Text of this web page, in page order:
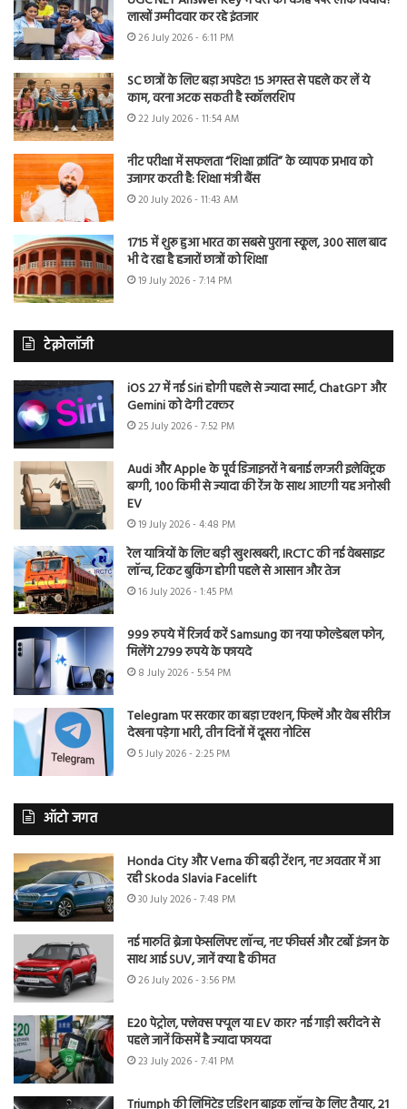
लाखों उम्मीदवार कर रहे इंतजार
26 July 2026 - 6:11 PM
SC छात्रों के लिए बड़ा अपडेट! 15 अगस्त से पहले कर लें ये
काम, वरना अटक सकती है स्कॉलरशिप
22 July 2026 - 11:54 AM
नीट परीक्षा में सफलता “शिक्षा क्रांति” के व्यापक प्रभाव को
उजागर करती है: शिक्षा मंत्री बैंस
20 July 2026 - 11:43 AM
1715 में शुरू हुआ भारत का सबसे पुराना स्कूल, 300 साल बाद
भी दे रहा है हजारों छात्रों को शिक्षा
19 July 2026 - 7:14 PM
टेक्नोलॉजी
iOS 27 में नई Siri होगी पहले से ज्यादा स्मार्ट, ChatGPT और
Gemini को देगी टक्कर
25 July 2026 - 7:52 PM
Audi और Apple के पूर्व डिजाइनरों ने बनाई लग्जरी इलेक्ट्रिक
बग्गी, 100 किमी से ज्यादा की रेंज के साथ आएगी यह अनोखी
EV
19 July 2026 - 4:48 PM
रेल यात्रियों के लिए बड़ी खुशखबरी, IRCTC की नई वेबसाइट
लॉन्च, टिकट बुकिंग होगी पहले से आसान और तेज
16 July 2026 - 1:45 PM
999 रुपये में रिजर्व करें Samsung का नया फोल्डेबल फोन,
मिलेंगे 2799 रुपये के फायदे
8 July 2026 - 5:54 PM
Telegram पर सरकार का बड़ा एक्शन, फिल्में और वेब सीरीज
देखना पड़ेगा भारी, तीन दिनों में दूसरा नोटिस
5 July 2026 - 2:25 PM
ऑटो जगत
Honda City और Verna की बढ़ी टेंशन, नए अवतार में आ
रही Skoda Slavia Facelift
30 July 2026 - 7:48 PM
नई मारुति ब्रेजा फेसलिफ्ट लॉन्च, नए फीचर्स और टर्बो इंजन के
साथ आई SUV, जानें क्या है कीमत
26 July 2026 - 3:56 PM
E20 पेट्रोल, फ्लेक्स फ्यूल या EV कार? नई गाड़ी खरीदने से
पहले जानें किसमें है ज्यादा फायदा
23 July 2026 - 7:41 PM
Triumph की लिमिटेड एडिशन बाइक लॉन्च के लिए तैयार, 21